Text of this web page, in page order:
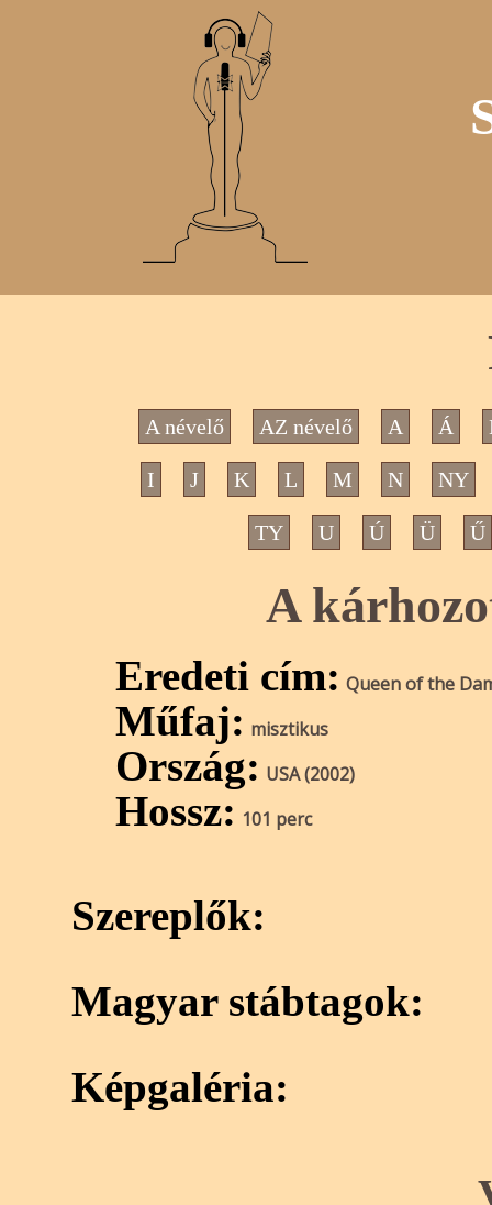
A névelő AZ névelő A Á
I J K L M N NY
TY U Ú Ü Ű
A
Eredeti cím: Queen of the
Műfaj: misztikus
Ország: USA (2002)
Hossz: 101 perc
Szereplők:
Magyar stábtagok:
Képgaléria: